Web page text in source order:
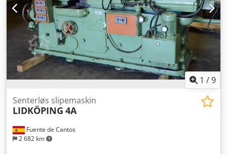
1 /9
Fuente de Cantos
2 682 km
Senterløs slipemaskin
LIDKÖPING 4A